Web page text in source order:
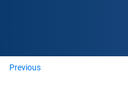
Previous